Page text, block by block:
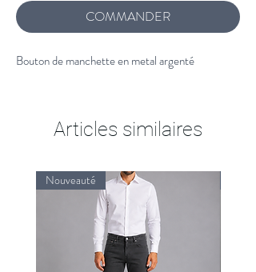
COMMANDER
Bouton de manchette en metal argenté
Articles similaires
Nouveauté